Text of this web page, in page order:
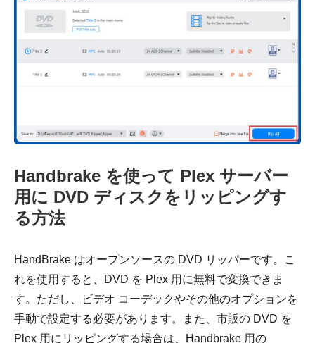
Handbrake を使って Plex サーバー
用に DVD ディスクをリッピングす
る方法
HandBrake はオープンソースの DVD リッパーです。こ
れを使用すると、DVD を Plex 用に無料で変換できま
す。ただし、ビデオ コーデックやその他のオプションを
手動で設定する必要があります。また、市販の DVD を
Plex 用にリッピングする場合は、Handbrake 用の